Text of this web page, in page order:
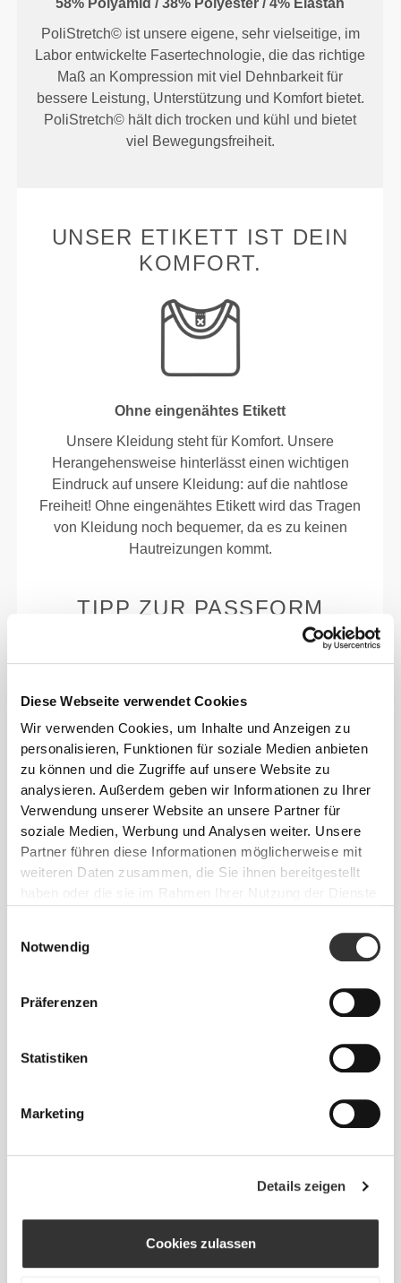
Diese Webseite verwendet Cookies
Wir verwenden Cookies, um Inhalte und Anzeigen zu
personalisieren, Funktionen für soziale Medien anbieten
zu können und die Zugriffe auf unsere Website zu
analysieren. Außerdem geben wir Informationen zu Ihrer
Verwendung unserer Website an unsere Partner für
soziale Medien, Werbung und Analysen weiter. Unsere
Partner führen diese Informationen möglicherweise mit
weiteren Daten zusammen, die Sie ihnen bereitgestellt
haben oder die sie im Rahmen Ihrer Nutzung der Dienste
Notwendig
Präferenzen
Statistiken
Marketing
Details zeigen
Cookies zulassen
58% Polyamid / 38% Polyester / 4% Elastan
PoliStretch© ist unsere eigene, sehr vielseitige, im
Labor entwickelte Fasertechnologie, die das richtige
Maß an Kompression mit viel Dehnbarkeit für
bessere Leistung, Unterstützung und Komfort bietet.
PoliStretch© hält dich trocken und kühl und bietet
viel Bewegungsfreiheit.
UNSER ETIKETT IST DEIN
KOMFORT.
Ohne eingenähtes Etikett
Unsere Kleidung steht für Komfort. Unsere
Herangehensweise hinterlässt einen wichtigen
Eindruck auf unsere Kleidung: auf die nahtlose
Freiheit! Ohne eingenähtes Etikett wird das Tragen
von Kleidung noch bequemer, da es zu keinen
Hautreizungen kommt.
TIPP ZUR PASSFORM
Eng
Fühle deinen Körper mit jeder
Normal